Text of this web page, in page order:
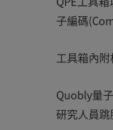
子編碼
工具箱內
Quobly量
研究人員